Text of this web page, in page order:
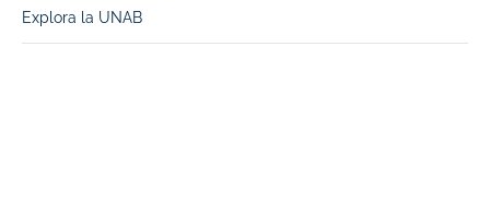
Explora la UNAB